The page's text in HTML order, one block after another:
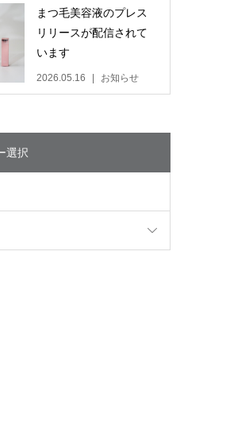
まつ毛美容液のプレス
リリースが配信されて
います
2026.05.16 お知らせ
選択